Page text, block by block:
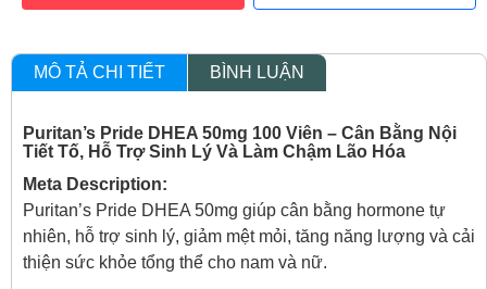
MÔ TẢ CHI TIẾT BÌNH LUẬN
Puritan’s Pride DHEA 50mg 100 Viên – Cân Bằng Nội
Tiết Tố, Hỗ Trợ Sinh Lý Và Làm Chậm Lão Hóa
Meta Description:
Puritan’s Pride DHEA 50mg giúp cân bằng hormone tự
nhiên, hỗ trợ sinh lý, giảm mệt mỏi, tăng năng lượng và cải
thiện sức khỏe tổng thể cho nam và nữ.